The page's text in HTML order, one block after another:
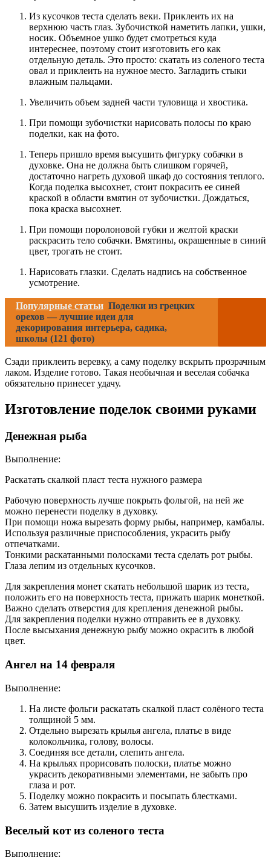
Из кусочков теста сделать веки. Приклеить их на
верхнюю часть глаз. Зубочисткой наметить лапки, ушки,
носик. Объемное ушко будет смотреться куда
интереснее, поэтому стоит изготовить его как
отдельную деталь. Это просто: скатать из соленого теста
овал и приклеить на нужное место. Загладить стыки
влажным пальцами.
Увеличить объем задней части туловища и хвостика.
При помощи зубочистки нарисовать полосы по краю
поделки, как на фото.
Теперь пришло время высушить фигурку собачки в
духовке. Она не должна быть слишком горячей,
достаточно нагреть духовой шкаф до состояния теплого.
Когда поделка высохнет, стоит покрасить ее синей
краской в области вмятин от зубочистки. Дождаться,
пока краска высохнет.
При помощи поролоновой губки и желтой краски
раскрасить тело собачки. Вмятины, окрашенные в синий
цвет, трогать не стоит.
Нарисовать глазки. Сделать надпись на собственное
усмотрение.
Популярные статьи Поделки из грецких
орехов — лучшие идеи для
декорирования интерьера, садика,
школы (121 фото)
Сзади приклеить веревку, а саму поделку вскрыть прозрачным
лаком. Изделие готово. Такая необычная и веселая собачка
обязательно принесет удачу.
Изготовление поделок своими руками
Денежная рыба
Выполнение:
Раскатать скалкой пласт теста нужного размера
Рабочую поверхность лучше покрыть фольгой, на ней же
можно перенести поделку в духовку.
При помощи ножа вырезать форму рыбы, например, камбалы.
Используя различные приспособления, украсить рыбу
отпечатками.
Тонкими раскатанными полосками теста сделать рот рыбы.
Глаза лепим из отдельных кусочков.
Для закрепления монет скатать небольшой шарик из теста,
положить его на поверхность теста, прижать шарик монеткой.
Важно сделать отверстия для крепления денежной рыбы.
Для закрепления поделки нужно отправить ее в духовку.
После высыхания денежную рыбу можно окрасить в любой
цвет.
Ангел на 14 февраля
Выполнение:
На листе фольги раскатать скалкой пласт солёного теста
толщиной 5 мм.
Отдельно вырезать крылья ангела, платье в виде
колокольчика, голову, волосы.
Соединяя все детали, слепить ангела.
На крыльях прорисовать полоски, платье можно
украсить декоративными элементами, не забыть про
глаза и рот.
Поделку можно покрасить и посыпать блестками.
Затем высушить изделие в духовке.
Веселый кот из соленого теста
Выполнение: